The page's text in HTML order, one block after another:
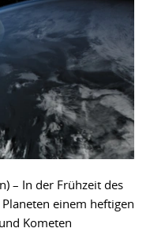
– In der Frühzeit des
einem heftigen
Kometen